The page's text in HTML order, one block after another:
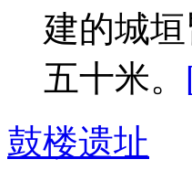
建的城
五十米。
鼓楼遗址